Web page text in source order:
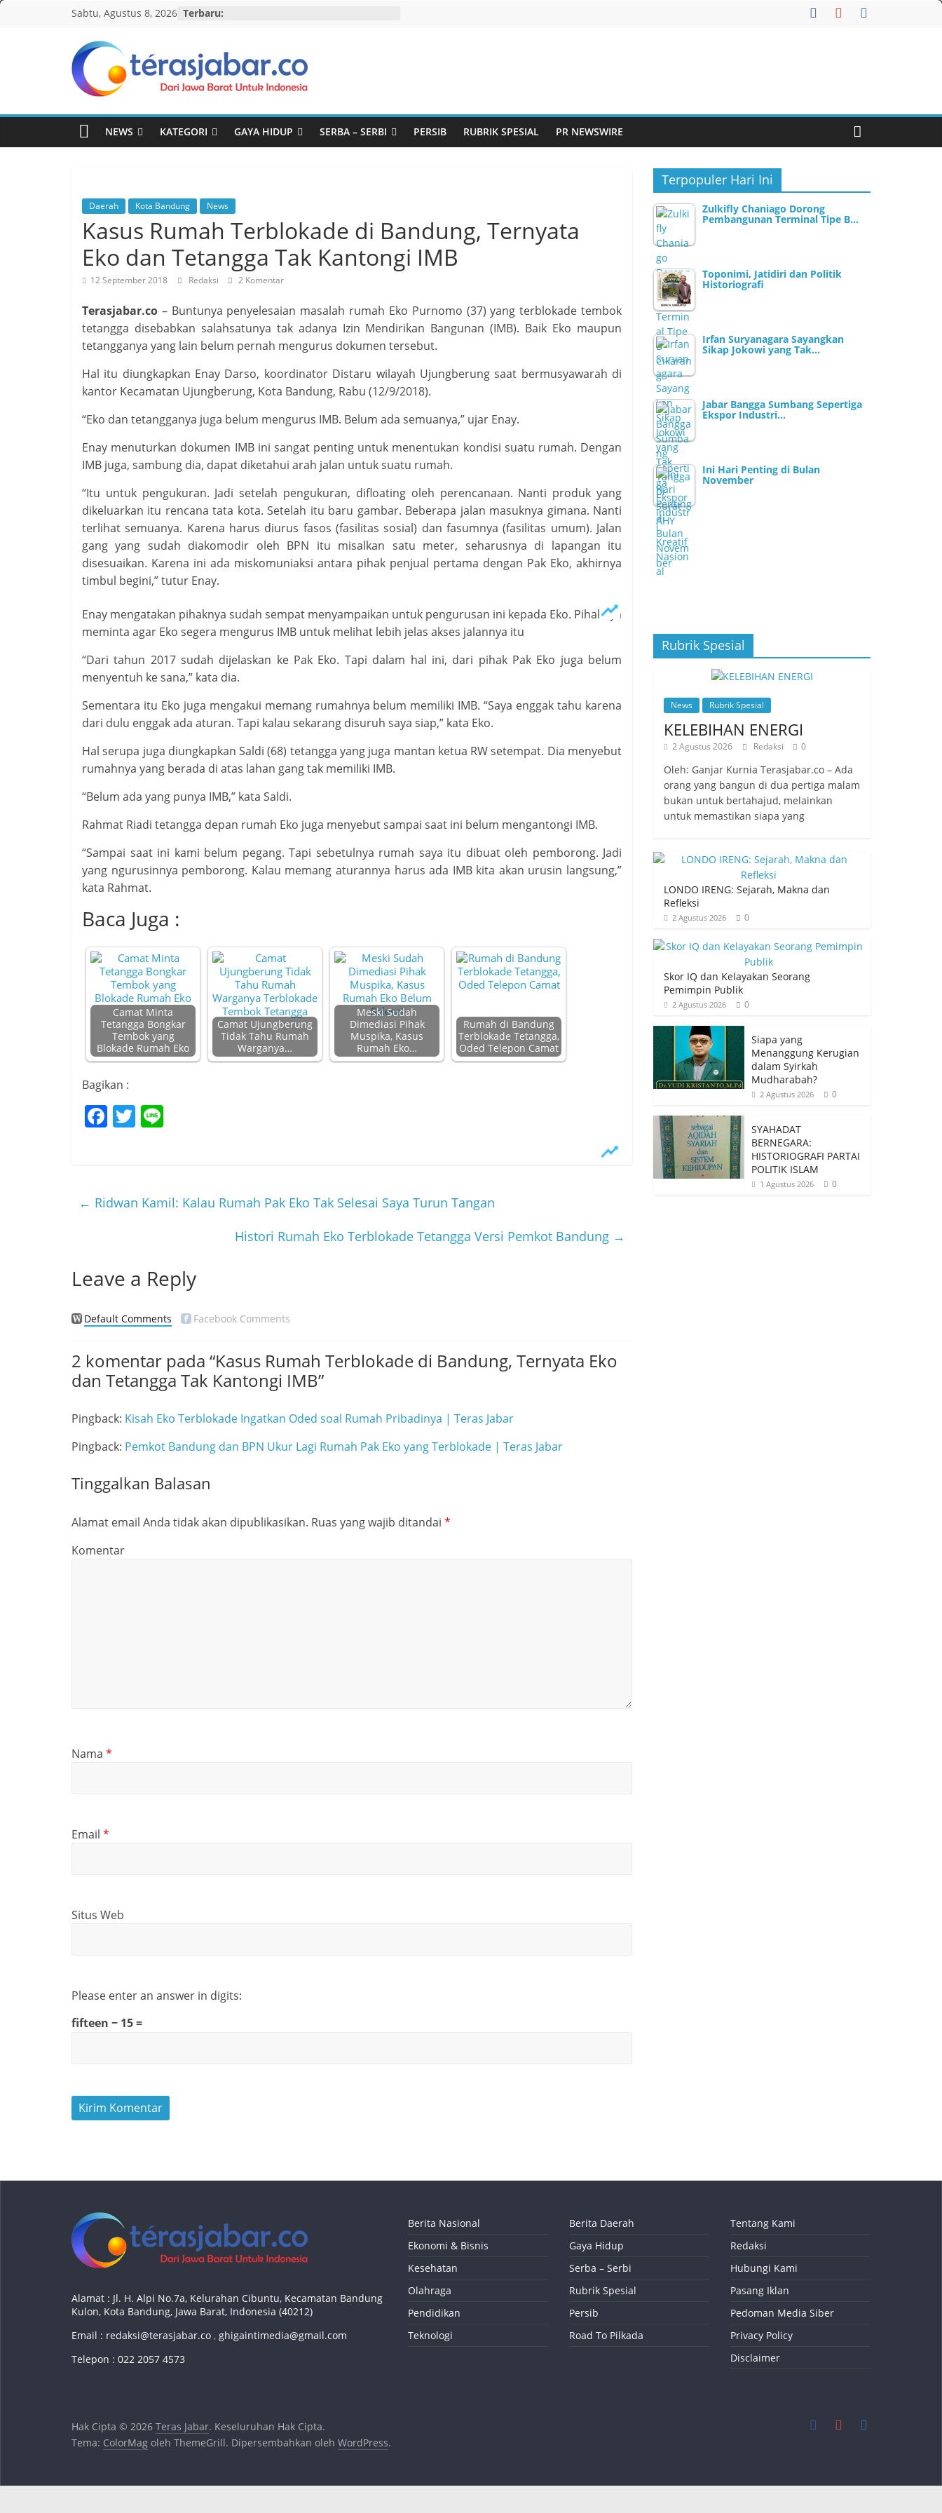
Skip
Sabtu, Agustus 8, 2026 Terbaru:
Teras
Jabar
NEWS KATEGORI GAYA HIDUP SERBA – SERBI PERSIB RUBRIK SPESIAL PR NEWSWIRE
Daerah Kota Bandung News
Kasus Rumah Terblokade di Bandung, Ternyata
Eko dan Tetangga Tak Kantongi IMB
12 September 2018 Redaksi 2 Komentar
Terasjabar.co – Buntunya penyelesaian masalah rumah Eko Purnomo (37) yang terblokade tembok
tetangga disebabkan salahsatunya tak adanya Izin Mendirikan Bangunan (IMB). Baik Eko maupun
tetangganya yang lain belum pernah mengurus dokumen tersebut.
Hal itu diungkapkan Enay Darso, koordinator Distaru wilayah Ujungberung saat bermusyawarah di
kantor Kecamatan Ujungberung, Kota Bandung, Rabu (12/9/2018).
“Eko dan tetangganya juga belum mengurus IMB. Belum ada semuanya,” ujar Enay.
Enay menuturkan dokumen IMB ini sangat penting untuk menentukan kondisi suatu rumah. Dengan
IMB juga, sambung dia, dapat diketahui arah jalan untuk suatu rumah.
“Itu untuk pengukuran. Jadi setelah pengukuran, difloating oleh perencanaan. Nanti produk yang
dikeluarkan itu rencana tata kota. Setelah itu baru gambar. Beberapa jalan masuknya gimana. Nanti
terlihat semuanya. Karena harus diurus fasos (fasilitas sosial) dan fasumnya (fasilitas umum). Jalan
gang yang sudah diakomodir oleh BPN itu misalkan satu meter, seharusnya di lapangan itu
disesuaikan. Karena ini ada miskomuniaksi antara pihak penjual pertama dengan Pak Eko, akhirnya
timbul begini,” tutur Enay.
Enay mengatakan pihaknya sudah sempat menyampaikan untuk pengurusan ini kepada Eko. Pihaknya
meminta agar Eko segera mengurus IMB untuk melihat lebih jelas akses jalannya itu
“Dari tahun 2017 sudah dijelaskan ke Pak Eko. Tapi dalam hal ini, dari pihak Pak Eko juga belum
menyentuh ke sana,” kata dia.
Sementara itu Eko juga mengakui memang rumahnya belum memiliki IMB. “Saya enggak tahu karena
dari dulu enggak ada aturan. Tapi kalau sekarang disuruh saya siap,” kata Eko.
Hal serupa juga diungkapkan Saldi (68) tetangga yang juga mantan ketua RW setempat. Dia menyebut
rumahnya yang berada di atas lahan gang tak memiliki IMB.
“Belum ada yang punya IMB,” kata Saldi.
Rahmat Riadi tetangga depan rumah Eko juga menyebut sampai saat ini belum mengantongi IMB.
“Sampai saat ini kami belum pegang. Tapi sebetulnya rumah saya itu dibuat oleh pemborong. Jadi
yang ngurusinnya pemborong. Kalau memang aturannya harus ada IMB kita akan urusin langsung,”
kata Rahmat.
Baca Juga :
Camat Minta
Tetangga Bongkar
Tembok yang
Blokade Rumah Eko
Camat Ujungberung
Tidak Tahu Rumah
Warganya…
Meski Sudah
Dimediasi Pihak
Muspika, Kasus
Rumah Eko…
Rumah di Bandung
Terblokade Tetangga,
Oded Telepon Camat
Bagikan :
F
b
k
T
← Ridwan Kamil: Kalau Rumah Pak Eko Tak Selesai Saya Turun Tangan
Histori Rumah Eko Terblokade Tetangga Versi Pemkot Bandung →
Leave a Reply
Default Comments Facebook Comments
2 komentar pada “Kasus Rumah Terblokade di Bandung, Ternyata Eko
dan Tetangga Tak Kantongi IMB”
Pingback: Kisah Eko Terblokade Ingatkan Oded soal Rumah Pribadinya | Teras Jabar
Pingback: Pemkot Bandung dan BPN Ukur Lagi Rumah Pak Eko yang Terblokade | Teras Jabar
Tinggalkan Balasan
Alamat email Anda tidak akan dipublikasikan. Ruas yang wajib ditandai *
Komentar
Nama *
Email *
Situs Web
Please enter an answer in digits:
fifteen − 15 =
Terpopuler Hari Ini
Zulkifly Chaniago Dorong
Pembangunan Terminal Tipe B…
Toponimi, Jatidiri dan Politik
Historiografi
Irfan Suryanagara Sayangkan
Sikap Jokowi yang Tak…
Jabar Bangga Sumbang Sepertiga
Ekspor Industri…
Ini Hari Penting di Bulan
November
Rubrik Spesial
News Rubrik Spesial
KELEBIHAN ENERGI
2 Agustus 2026 Redaksi 0
Oleh: Ganjar Kurnia Terasjabar.co – Ada
orang yang bangun di dua pertiga malam
bukan untuk bertahajud, melainkan
untuk memastikan siapa yang
LONDO IRENG: Sejarah, Makna dan
Refleksi
2 Agustus 2026 0
Skor IQ dan Kelayakan Seorang
Pemimpin Publik
2 Agustus 2026 0
Siapa yang
Menanggung Kerugian
dalam Syirkah
Mudharabah?
2 Agustus 2026 0
SYAHADAT
BERNEGARA:
HISTORIOGRAFI PARTAI
POLITIK ISLAM
1 Agustus 2026 0
Alamat : Jl. H. Alpi No.7a, Kelurahan Cibuntu, Kecamatan Bandung
Kulon, Kota Bandung, Jawa Barat, Indonesia (40212)
Email : redaksi@terasjabar.co , ghigaintimedia@gmail.com
Telepon : 022 2057 4573
Berita Nasional
Ekonomi & Bisnis
Kesehatan
Olahraga
Pendidikan
Teknologi
Berita Daerah
Gaya Hidup
Serba – Serbi
Rubrik Spesial
Persib
Road To Pilkada
Tentang Kami
Redaksi
Hubungi Kami
Pasang Iklan
Pedoman Media Siber
Privacy Policy
Disclaimer
Hak Cipta © 2026 Teras Jabar. Keseluruhan Hak Cipta.
Tema: ColorMag oleh ThemeGrill. Dipersembahkan oleh WordPress.